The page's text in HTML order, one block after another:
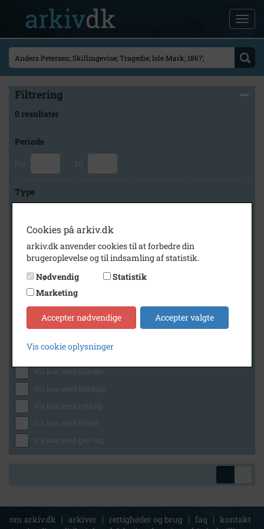
Filtrering
0 resultater
Periode
Fra Til
Type
Arkiv
Rødovre Arkiv
Generelt
Vis kun med billeder
Vis kun med filmklip
Vis kun med lydklip
Vis kun med kilder
Vis kun med geo-tag
om arkiv.dk | arkiver | rettigheder og brug | faq | kontakt
Cookies på arkiv.dk
arkiv.dk anvender cookies til at forbedre din
brugeroplevelse og til indsamling af statistik.
Nødvendig
Statistik
Marketing
Accepter nødvendige Accepter valgte
Vis cookie oplysninger